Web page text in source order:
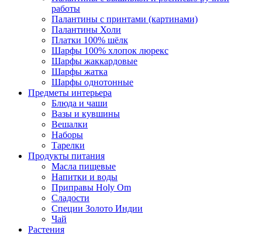
работы
Палантины с принтами (картинами)
Палантины Холи
Платки 100% шёлк
Шарфы 100% хлопок люрекс
Шарфы жаккардовые
Шарфы жатка
Шарфы однотонные
Предметы интерьера
Блюда и чаши
Вазы и кувшины
Вешалки
Наборы
Тарелки
Продукты питания
Масла пищевые
Напитки и воды
Приправы Holy Om
Сладости
Специи Золото Индии
Чай
Растения